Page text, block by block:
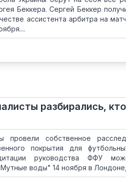
Беккера. Сергей Беккер
ассистента арбитра на
разбирались,
провели собственное
покрытия для
руководства ФФУ
воды" 14 ноября в Лондоне,